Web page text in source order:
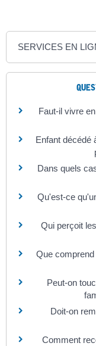
SERVICES EN
Faut-il vivre
Enfant décédé
Dans quels
Qu'est-ce
Qui perçoit
Que
Peut-on
Doit-on
Comment